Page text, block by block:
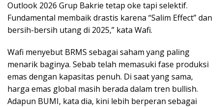
Outlook 2026 Grup Bakrie tetap oke tapi selektif.
Fundamental membaik drastis karena “Salim Effect” dan
bersih-bersih utang di 2025,” kata Wafi.
Wafi menyebut BRMS sebagai saham yang paling
menarik baginya. Sebab telah memasuki fase produksi
emas dengan kapasitas penuh. Di saat yang sama,
harga emas global masih berada dalam tren bullish.
Adapun BUMI, kata dia, kini lebih berperan sebagai